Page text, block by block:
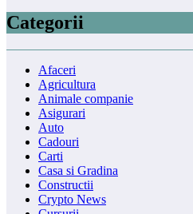
Categorii
Afaceri
Agricultura
Animale companie
Asigurari
Auto
Cadouri
Carti
Casa si Gradina
Constructii
Crypto News